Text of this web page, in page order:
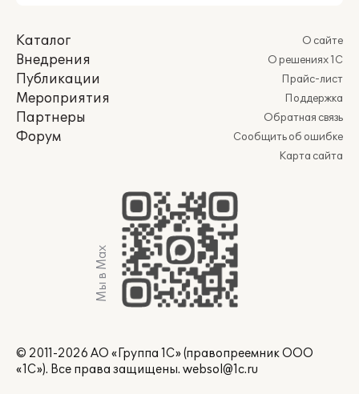
Каталог
Внедрения
Публикации
Мероприятия
Партнеры
Форум
О сайте
О решениях 1С
Прайс-лист
Поддержка
Обратная связь
Сообщить об ошибке
Карта сайта
Мы в Max
© 2011-2026 АО «Группа 1С» (правопреемник ООО
«1С»). Все права защищены. websol@1c.ru